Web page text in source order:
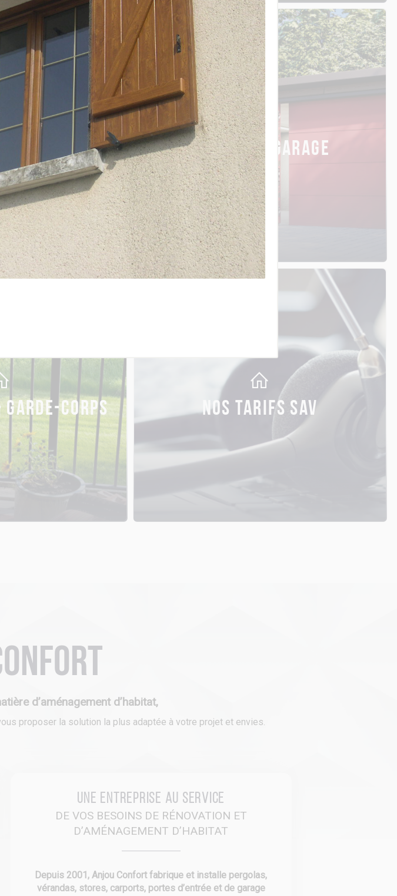
&
PORTES DE GARAGE
CORPS NOS TARIFS SAV
d’aménagement d’habitat,
proposer la solution la plus adaptée à votre projet et envies.
Une entreprise au service
DE VOS BESOINS DE RÉNOVATION ET
D’AMÉNAGEMENT D’HABITAT
Depuis 2001, Anjou Confort fabrique et installe pergolas,
vérandas, stores, carports, portes d’entrée et de garage